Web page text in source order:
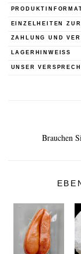
EINZELHEITEN
ZAHLUNG UND
LAGERHINWEISS
UNSER
Brauchen